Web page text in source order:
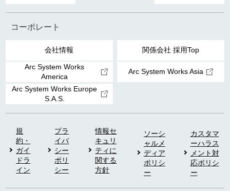
コーポレート
会社情報 関係会社 採用Top
Arc System Works
America
Arc System Works Asia
Arc System Works Europe
S.A.S.
規
約・
ガイ
ドラ
イン
プラ
イバ
シー
ポリ
シー
情報セ
キュリ
ティに
関する
方針
ソーシ
ャルメ
ディア
ポリシ
ー
カスタマ
ーハラス
メント対
応ポリシ
ー